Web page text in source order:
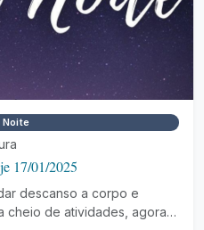
Noite
17/01/2025
descanso a corpo e
cheio de atividades, agora…